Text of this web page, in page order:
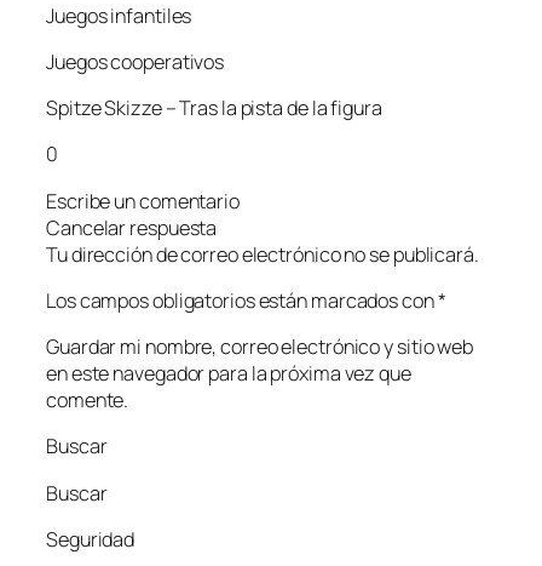
Juegos infantiles
Juegos cooperativos
Spitze Skizze – Tras la pista de la figura
0
Escribe un comentario
Cancelar respuesta
Tu dirección de correo electrónico no se publicará.
Los campos obligatorios están marcados con *
Guardar mi nombre, correo electrónico y sitio web
en este navegador para la próxima vez que
comente.
Buscar
Buscar
Seguridad